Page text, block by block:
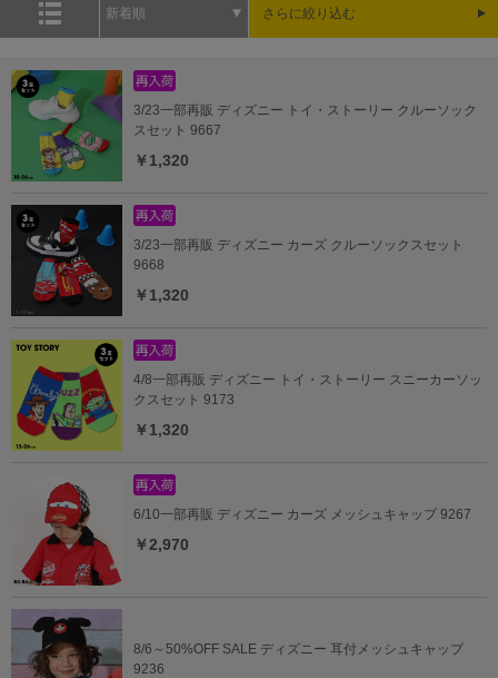
新着順 さらに絞り込む
3/23一部再販 ディズニー トイ・ストーリー クルーソック
スセット 9667
￥1,320
3/23一部再販 ディズニー カーズ クルーソックスセット
9668
￥1,320
4/8一部再販 ディズニー トイ・ストーリー スニーカーソッ
クスセット 9173
￥1,320
6/10一部再販 ディズニー カーズ メッシュキャップ 9267
￥2,970
8/6～50%OFF SALE ディズニー 耳付メッシュキャップ
9236